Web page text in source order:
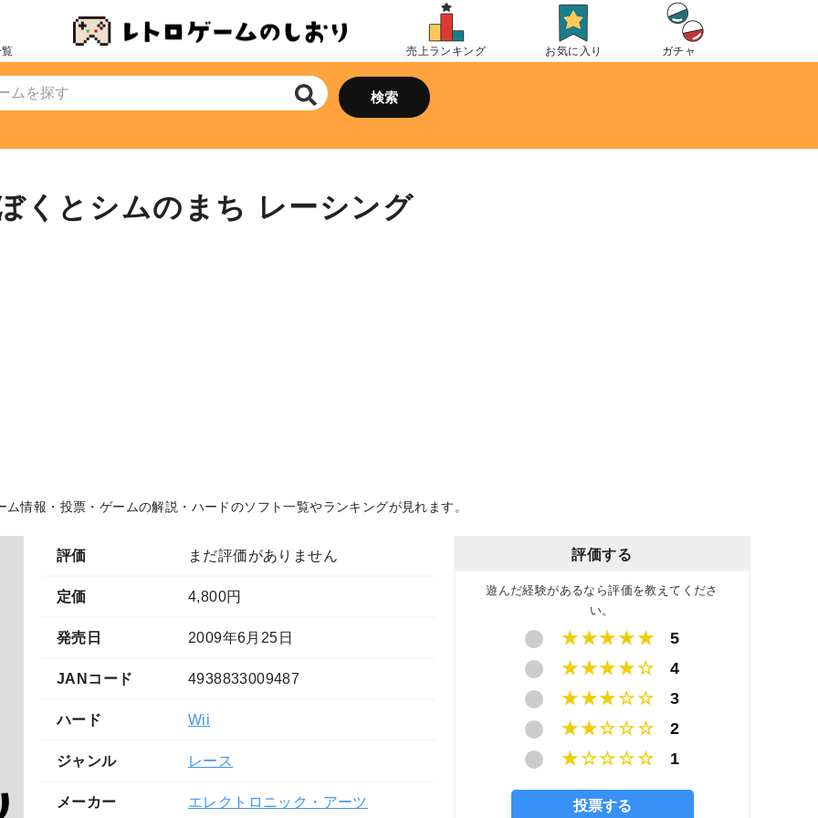
売上ランキング お気に入り ガチャ
くとシムのまち レーシング
ム情報・投票・ゲームの解説・ハードのソフト一覧やランキングが見れます。
評価 まだ評価がありません
定価 4,800円
発売日 2009年6月25日
JANコード 4938833009487
ハード Wii
ジャンル レース
メーカー エレクトロニック・アーツ
評価する
遊んだ経験があるなら評価を教えてくださ
い。
★★★★★
5
★★★★☆
4
★★★☆☆
3
★★☆☆☆
2
★☆☆☆☆
1